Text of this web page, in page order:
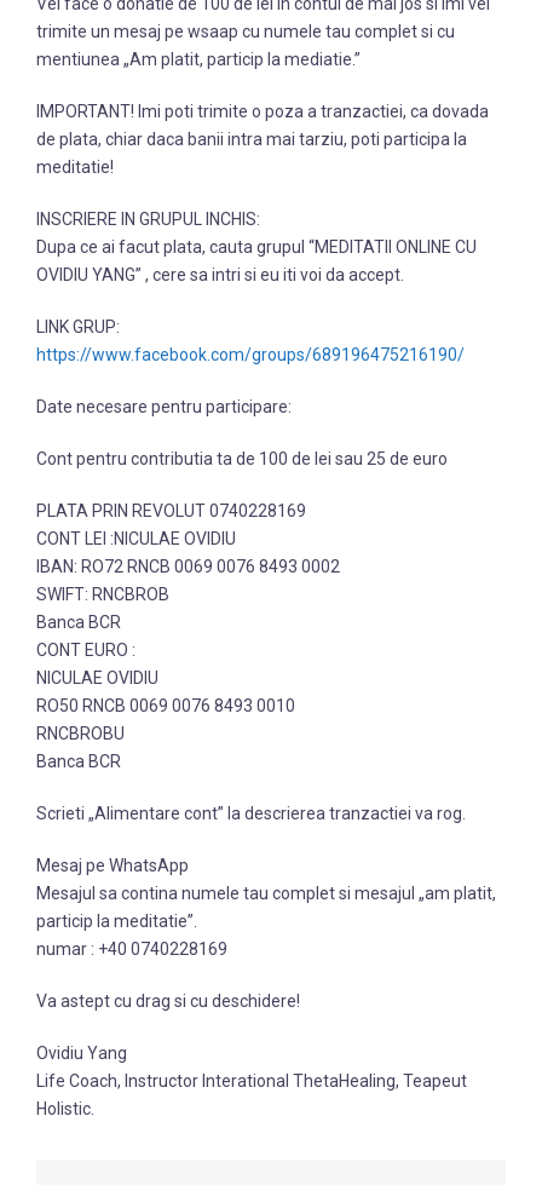
Vei face o donatie de 100 de lei in contul de mai jos si imi vei
trimite un mesaj pe wsaap cu numele tau complet si cu
mentiunea „Am platit, particip la mediatie.”
IMPORTANT! Imi poti trimite o poza a tranzactiei, ca dovada
de plata, chiar daca banii intra mai tarziu, poti participa la
meditatie!
INSCRIERE IN GRUPUL INCHIS:
Dupa ce ai facut plata, cauta grupul “MEDITATII ONLINE CU
OVIDIU YANG” , cere sa intri si eu iti voi da accept.
LINK GRUP:
https://www.facebook.com/groups/689196475216190/
Date necesare pentru participare:
Cont pentru contributia ta de 100 de lei sau 25 de euro
PLATA PRIN REVOLUT 0740228169
CONT LEI :NICULAE OVIDIU
IBAN: RO72 RNCB 0069 0076 8493 0002
SWIFT: RNCBROB
Banca BCR
CONT EURO :
NICULAE OVIDIU
RO50 RNCB 0069 0076 8493 0010
RNCBROBU
Banca BCR
Scrieti „Alimentare cont” la descrierea tranzactiei va rog.
Mesaj pe WhatsApp
Mesajul sa contina numele tau complet si mesajul „am platit,
particip la meditatie”.
numar : +40 0740228169
Va astept cu drag si cu deschidere!
Ovidiu Yang
Life Coach, Instructor Interational ThetaHealing, Teapeut
Holistic.